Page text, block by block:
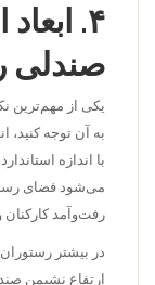
۴.
صندلی
یکی از مهم‌ترین
به آن توجه کنید،
با اندازه
می‌شود فضای
رفت‌وآمد کارکنان